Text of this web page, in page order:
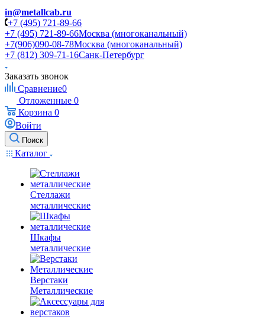
in@metallcab.ru
+7 (495) 721-89-66
+7 (495) 721-89-66Москва (многоканальный)
+7(906)090-08-78Москва (многоканальный)
+7 (812) 309-71-16Санк-Петербург
Заказать звонок
Сравнение0
Отложенные 0
Корзина 0
Войти
Поиск
Каталог
Стеллажи
металлические
Шкафы
металлические
Верстаки
Металлические